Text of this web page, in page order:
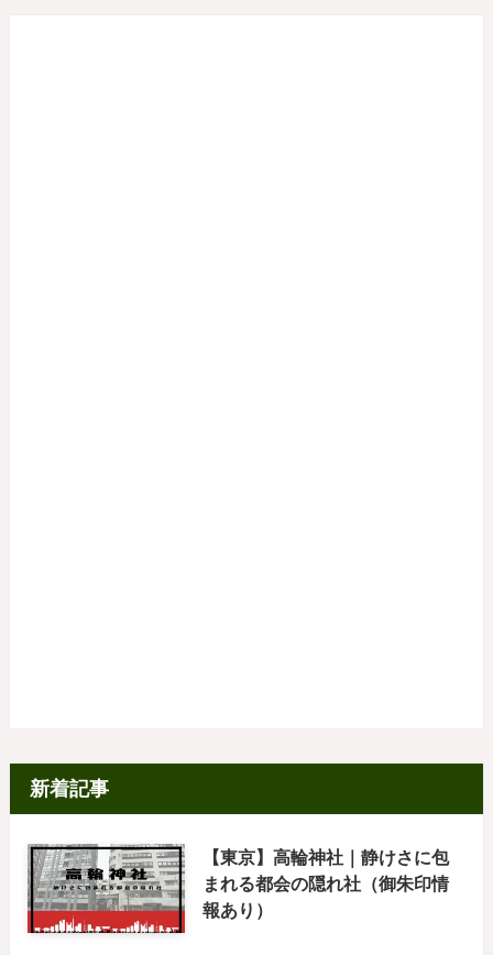
新着記事
【東京】高輪神社｜静けさに包
まれる都会の隠れ社（御朱印情
報あり）